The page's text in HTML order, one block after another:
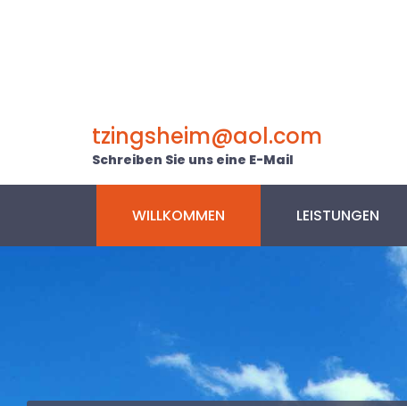
tzingsheim@aol.com
Schreiben Sie uns eine E-Mail
WILLKOMMEN LEISTUNGEN